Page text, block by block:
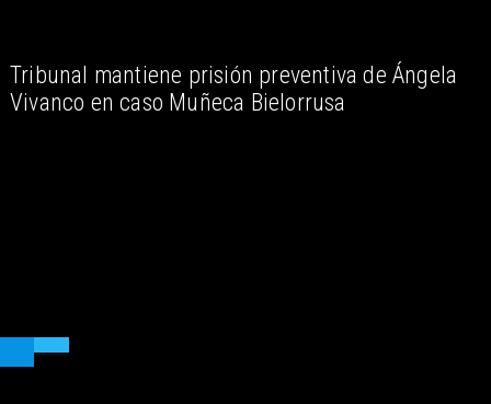
Tribunal mantiene prisión preventiva de Ángela
Vivanco en caso Muñeca Bielorrusa